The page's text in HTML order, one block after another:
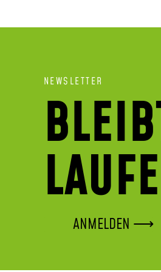
NEWSLETTER
ANMELDEN ⟶